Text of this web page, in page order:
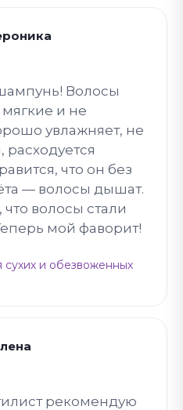
Волосы
и не
увлажняет, не
что он без
— волосы дышат.
волосы стали
мой фаворит!
и обезвоженных
рекомендую